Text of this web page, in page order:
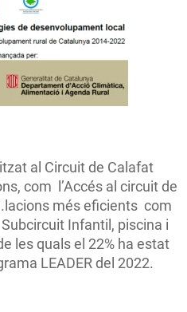
al Circuit de Calafat
com l’Accés al circuit de
més eficients com
Infantil, piscina i
les quals el 22% ha estat
LEADER del 2022.